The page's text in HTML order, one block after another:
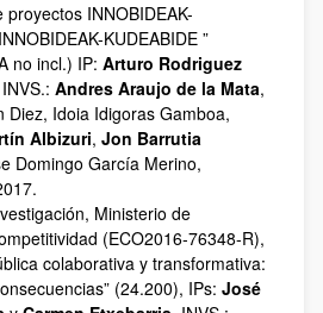
proyectos INNOBIDEAK-
KUDEABIDE ”
no incl.) IP: Arturo Rodriguez
Andres Araujo de la Mata,
Diez, Idoia Idigoras Gamboa,
Albizuri, Jon Barrutia
Domingo García Merino,
Ministerio de
(ECO2016‐76348‐R),
colaborativa y transformativa:
(24.200), IPs: José